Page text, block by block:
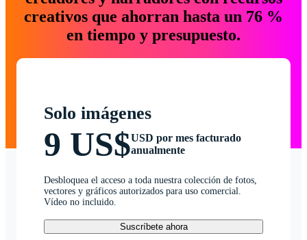
creativos que ahorran hasta un 76 %
en tiempo y presupuesto.
Solo imágenes
9 US$USD por mes facturado
anualmente
Desbloquea el acceso a toda nuestra colección de fotos,
vectores y gráficos autorizados para uso comercial.
Vídeo no incluido.
Suscríbete ahora